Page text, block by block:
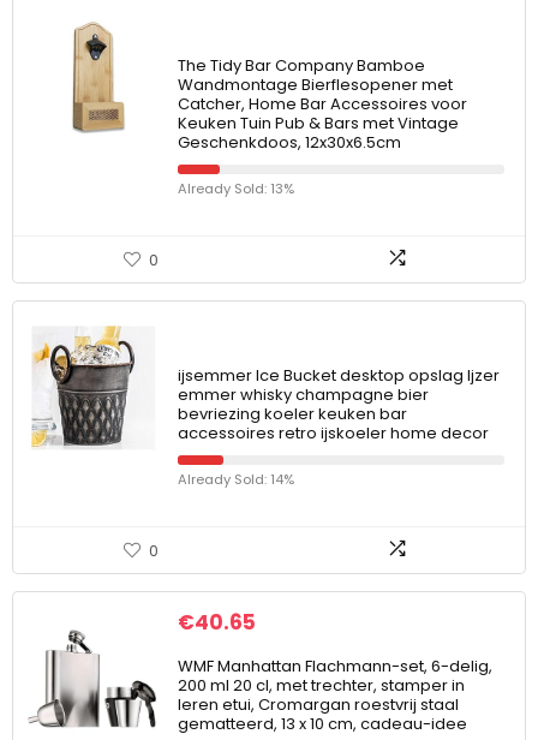
The Tidy Bar Company Bamboe
Wandmontage Bierflesopener met
Catcher, Home Bar Accessoires voor
Keuken Tuin Pub & Bars met Vintage
Geschenkdoos, 12x30x6.5cm
Already Sold: 13%
0
ijsemmer Ice Bucket desktop opslag Ijzer
emmer whisky champagne bier
bevriezing koeler keuken bar
accessoires retro ijskoeler home decor
Already Sold: 14%
0
€40.65
WMF Manhattan Flachmann-set, 6-delig,
200 ml 20 cl, met trechter, stamper in
leren etui, Cromargan roestvrij staal
gematteerd, 13 x 10 cm, cadeau-idee